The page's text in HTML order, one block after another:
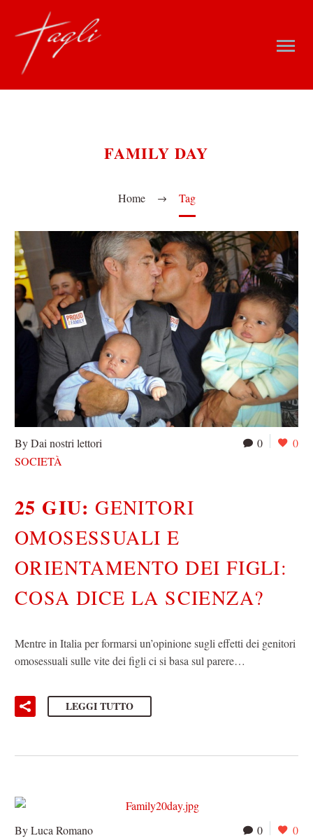
FAMILY DAY
Home Tag
0 0
By Dai nostri lettori
SOCIETÀ
25 GIU: GENITORI
OMOSESSUALI E
ORIENTAMENTO DEI FIGLI:
COSA DICE LA SCIENZA?
Mentre in Italia per formarsi un’opinione sugli effetti dei genitori
omosessuali sulle vite dei figli ci si basa sul parere…
LEGGI TUTTO
0 0
By Luca Romano